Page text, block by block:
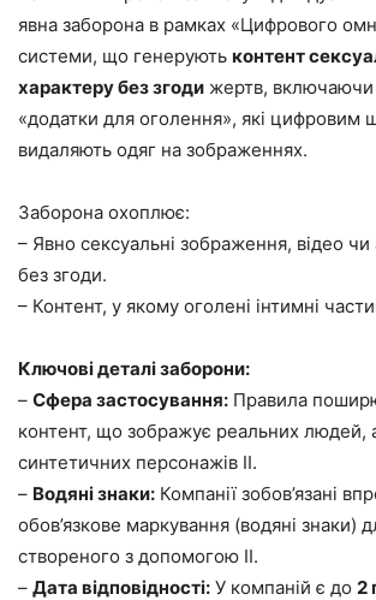
явна заборона в рамках «Цифрового
системи, що генерують контент
характеру без згоди жертв, включаючи
«додатки для оголення», які цифровим
видаляють одяг на зображеннях.
Заборона охоплює:
– Явно сексуальні зображення, відео чи
без згоди.
– Контент, у якому оголені інтимні
Ключові деталі заборони:
– Сфера застосування: Правила
контент, що зображує реальних людей,
синтетичних персонажів ІІ.
– Водяні знаки: Компанії зобов’язані
обов’язкове маркування (водяні знаки)
створеного з допомогою ІІ.
– Дата відповідності: У компаній є до 2